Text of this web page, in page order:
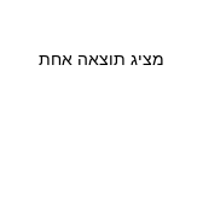
מציג תוצאה אחת